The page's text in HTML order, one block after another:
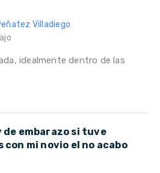
Villadiego
idealmente dentro de las
de embarazo si tuve
mi novio el no acabo